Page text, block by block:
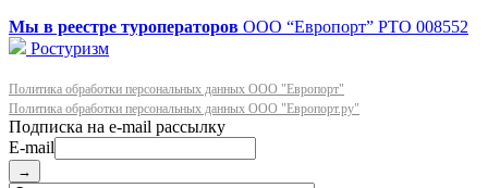
Мы в реестре туроператоров ООО “Европорт” РТО 008552
Ростуризм
Политика обработки персональных данных ООО "Европорт"
Политика обработки персональных данных ООО "Европорт.ру"
E-mail
→